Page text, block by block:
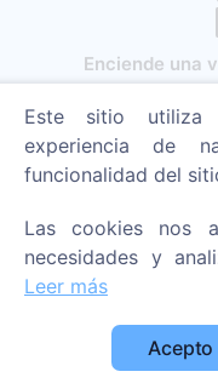
Enciende una
Este sitio utiliza
experiencia de
funcionalidad del
Las cookies nos
necesidades y
Leer más
Acepto